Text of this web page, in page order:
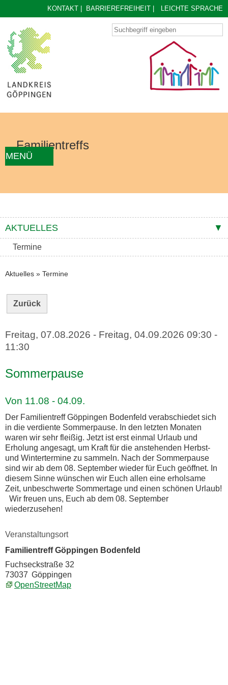
KONTAKT BARRIEREFREIHEIT LEICHTE SPRACHE
MENÜ
KONZEPT KONTAKTE
Familientreffs
AKTUELLES
Termine
Aktuelles » Termine
Zurück
Freitag, 07.08.2026 - Freitag, 04.09.2026 09:30 -
11:30
Sommerpause
Von 11.08 - 04.09.
Der Familientreff Göppingen Bodenfeld verabschiedet sich
in die verdiente Sommerpause. In den letzten Monaten
waren wir sehr fleißig. Jetzt ist erst einmal Urlaub und
Erholung angesagt, um Kraft für die anstehenden Herbst-
und Wintertermine zu sammeln. Nach der Sommerpause
sind wir ab dem 08. September wieder für Euch geöffnet. In
diesem Sinne wünschen wir Euch allen eine erholsame
Zeit, unbeschwerte Sommertage und einen schönen Urlaub!
Wir freuen uns, Euch ab dem 08. September
wiederzusehen!
Veranstaltungsort
Familientreff Göppingen Bodenfeld
Fuchseckstraße 32
73037 Göppingen
OpenStreetMap